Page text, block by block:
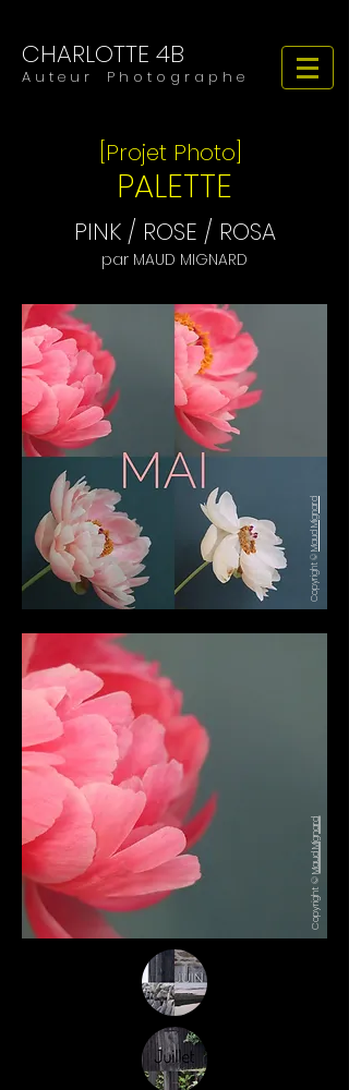
CHARLOTTE 4B
​​​A u t e u r P h o t o g r a p h e
[Projet Photo]
PALETTE
PINK / ROSE / ROSA
par MAUD MIGNARD
Copyright ©
Maud Mignard
Copyright ©
Maud Mignard